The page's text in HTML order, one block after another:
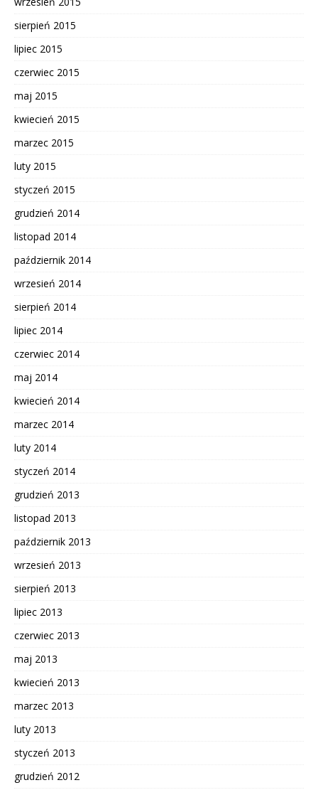
sierpień 2015
lipiec 2015
czerwiec 2015
maj 2015
kwiecień 2015
marzec 2015
luty 2015
styczeń 2015
grudzień 2014
listopad 2014
październik 2014
wrzesień 2014
sierpień 2014
lipiec 2014
czerwiec 2014
maj 2014
kwiecień 2014
marzec 2014
luty 2014
styczeń 2014
grudzień 2013
listopad 2013
październik 2013
wrzesień 2013
sierpień 2013
lipiec 2013
czerwiec 2013
maj 2013
kwiecień 2013
marzec 2013
luty 2013
styczeń 2013
grudzień 2012